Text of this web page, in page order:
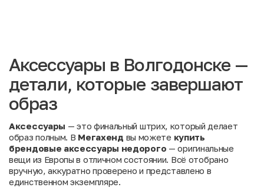
Аксессуары в Волгодонске —
детали, которые завершают
образ
Аксессуары — это финальный штрих, который делает
образ полным. В Мегахенд вы можете купить
брендовые аксессуары недорого — оригинальные
вещи из Европы в отличном состоянии. Всё отобрано
вручную, аккуратно проверено и представлено в
единственном экземпляре.